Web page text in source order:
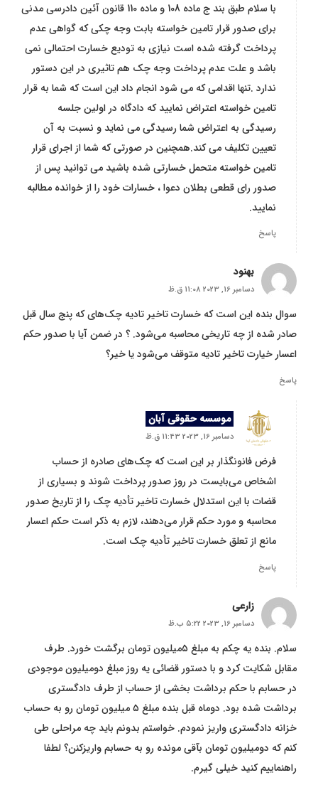
با سلام طبق بند ج ماده 108 و ماده 110 قانون آئین دادرسی مدنی
برای صدور قرار تامین خواسته بابت وجه چکی که گواهی عدم
پرداخت گرفته شده است نیازی به تودیع خسارت احتمالی نمی
باشد و علت عدم پرداخت وجه چک هم تاثیری در این دستور
ندارد .تنها اقدامی که می شود انجام داد این است که شما به قرار
تامین خواسته اعتراض نمایید که دادگاه در اولین جلسه
رسیدگی به اعتراض شما رسیدگی می نماید و نسبت به آن
تعیین تکلیف می کند.همچنین در صورتی که شما از اجرای قرار
تامین خواسته متحمل خسارتی شده باشید می توانید پس از
صدور رای قطعی بطلان دعوا ، خسارات خود را از خوانده مطالبه
نمایید.
پاسخ
بهنود
دسامبر 16, 2023 11:08 ق.ظ
سوال بنده این است که خسارت تاخیر تادیه چک‌های که پنج سال قبل
صادر شده از چه تاریخی محاسبه می‌شود. ؟ در ضمن آیا با صدور حکم
اعسار خیارت تاخیر تادیه متوقف می‌شود یا خیر؟
پاسخ
موسسه حقوقی آبان
دسامبر 16, 2023 11:43 ق.ظ
فرض فانونگذار بر این است که چک‌های صادره از حساب
اشخاص می‌بایست در روز صدور پرداخت شوند و بسیاری از
قضات با این استدلال خسارت تاخیر تأدیه چک را از تاریخ صدور
محاسبه و مورد حکم قرار می‌دهند، لازم به ذکر است حکم اعسار
مانع از تعلق خسارت تاخیر تأدیه چک است.
پاسخ
زارعی
دسامبر 16, 2023 5:22 ب.ظ
سلام. بنده یه چکم به مبلغ ۵میلیون تومان برگشت خورد. طرف
مقابل شکایت کرد و با دستور قضائی یه روز مبلغ دومیلیون موجودی
در حسابم با حکم برداشت بخشی از حساب از طرف دادگستری
برداشت شده بود. دوماه قبل بنده مبلغ ۵ میلیون تومان رو به حساب
خزانه دادگستری واریز نمودم. خواستم بدونم باید چه مراحلی طی
کنم که دومیلیون تومان بآقی مونده رو به حسابم واریزکنن؟ لطفا
راهنماییم کنید خیلی گیرم.